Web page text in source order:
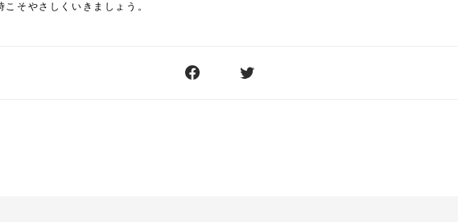
こそやさしくいきましょう。